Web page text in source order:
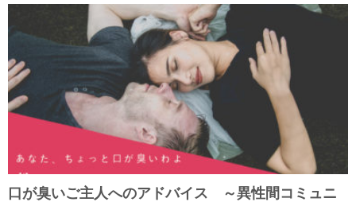
口が臭いご主人へのアドバイス ～異性間コミュニ